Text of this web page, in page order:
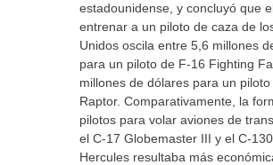
estadounidense, y concluyó que
entrenar a un piloto de caza de
Unidos oscila entre 5,6 millones
para un piloto de F-16 Fighting
millones de dólares para un
Raptor. Comparativamente, la
pilotos para volar aviones de
el C-17 Globemaster III y el C-
Hercules resultaba más